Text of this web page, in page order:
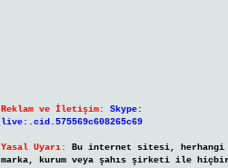
Reklam ve İletişim:
Skype:
live:.cid.575569c608265c69
Yasal Uyarı:
Bu internet sitesi,
marka, kurum veya şahıs şirketi ile